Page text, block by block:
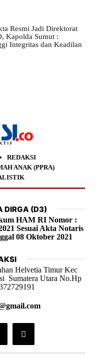
Resmi Jadi Direktorat
Kapolda Sumut :
Integritas dan Keadilan
REDAKSI
ANAK (PPRA)
DIRGA (D3)
HAM RI Nomor :
Sesuai Akta Notaris
08 Oktober 2021
Helvetia Timur Kec
Sumatera Utara No.Hp